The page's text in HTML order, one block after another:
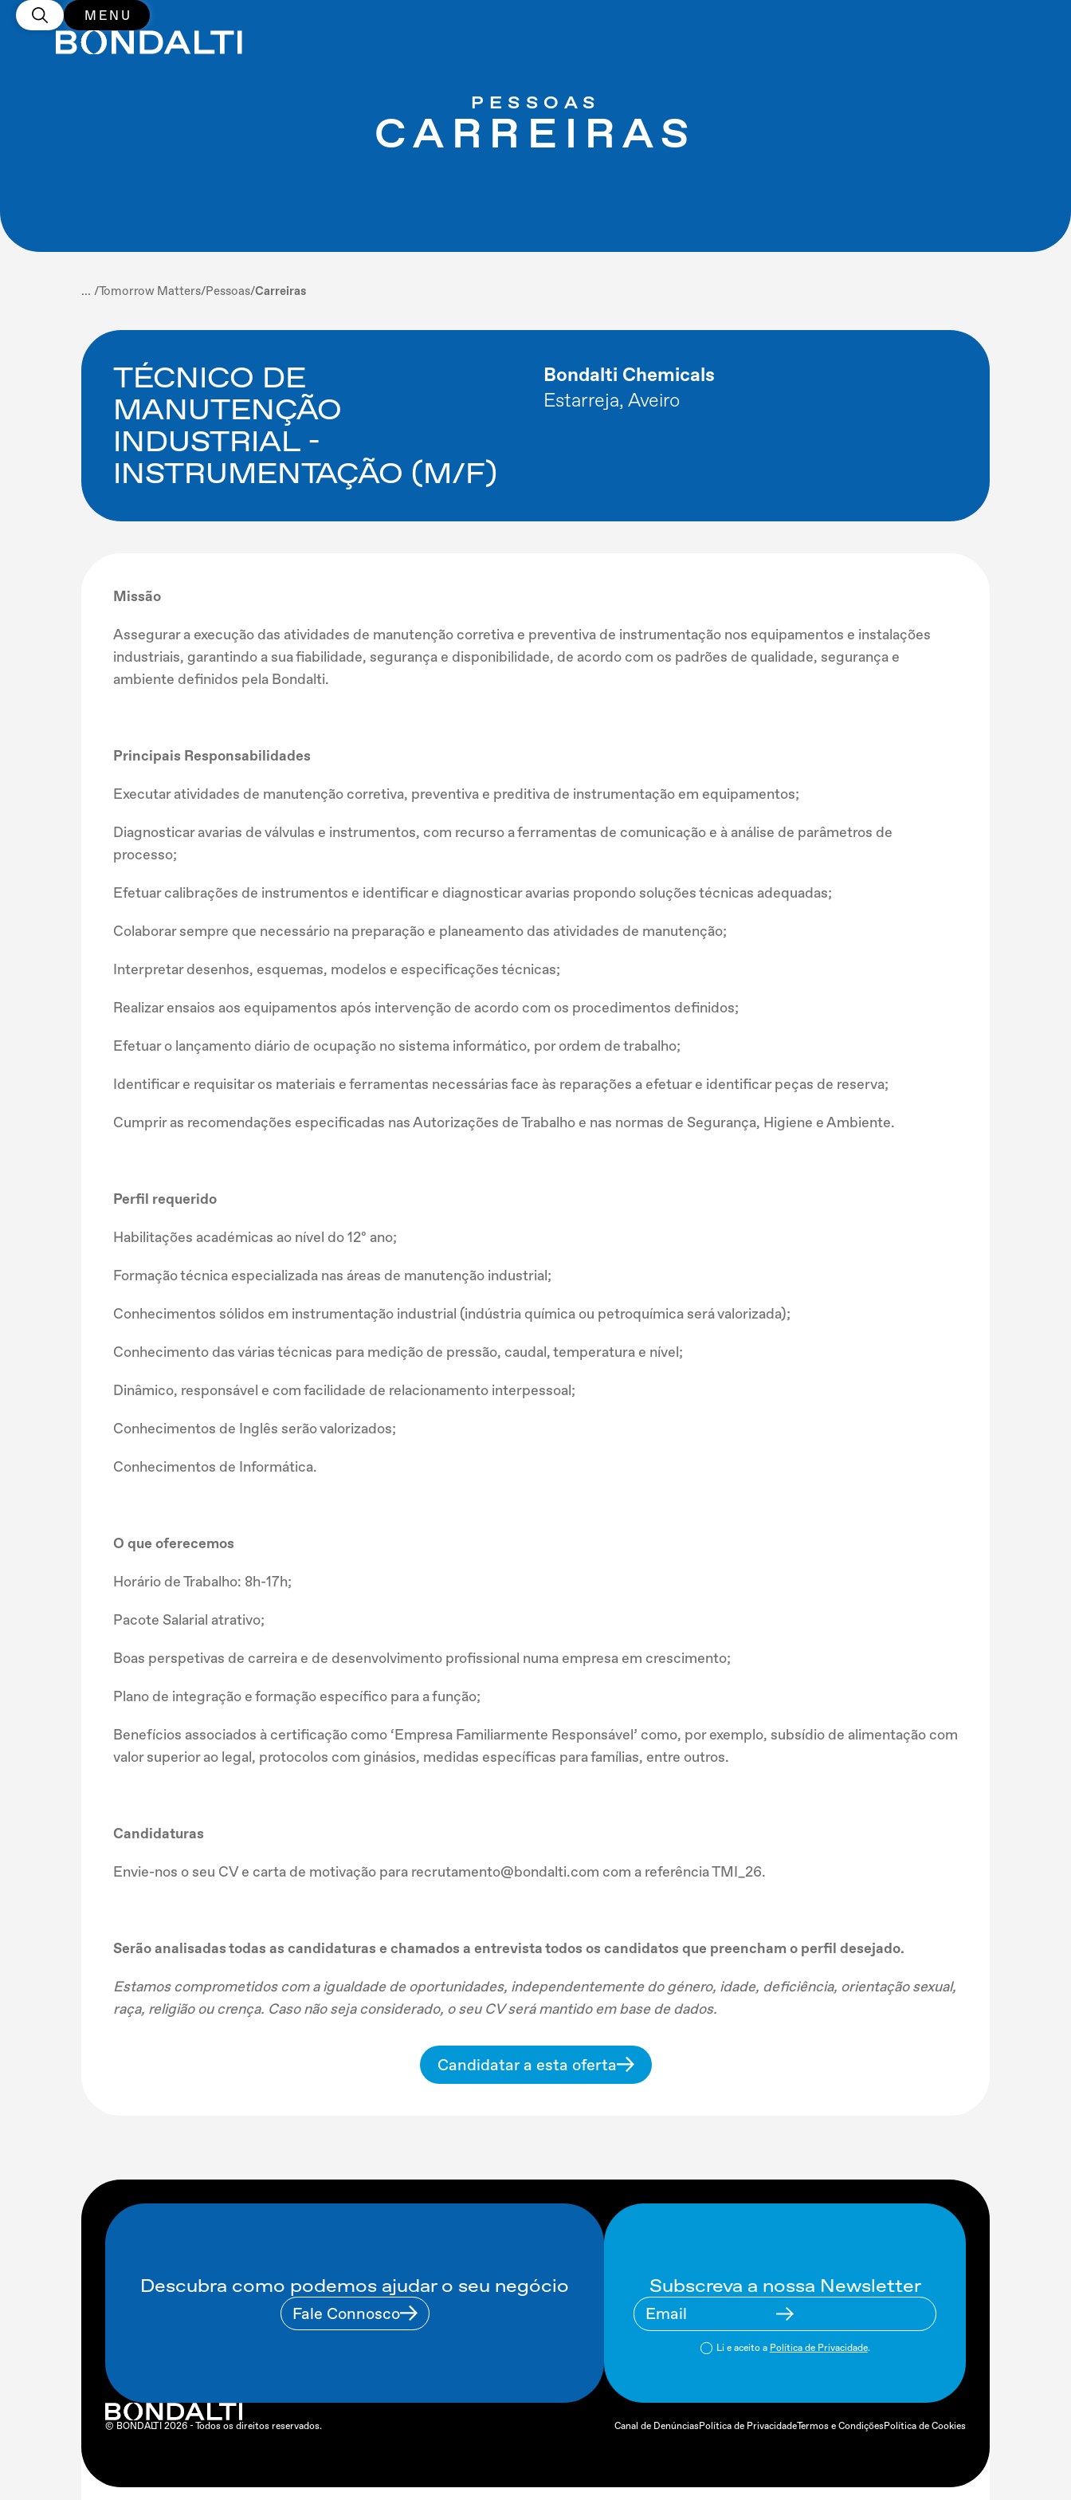
MENU
PESSOAS
CARREIRAS
... /Tomorrow Matters/Pessoas/Carreiras
TÉCNICO DE
MANUTENÇÃO
INDUSTRIAL -
INSTRUMENTAÇÃO (M/F)
Bondalti Chemicals
Estarreja, Aveiro
Missão
Assegurar a execução das atividades de manutenção corretiva e preventiva de instrumentação nos equipamentos e instalações
industriais, garantindo a sua fiabilidade, segurança e disponibilidade, de acordo com os padrões de qualidade, segurança e
ambiente definidos pela Bondalti.
Principais Responsabilidades
Executar atividades de manutenção corretiva, preventiva e preditiva de instrumentação em equipamentos;
Diagnosticar avarias de válvulas e instrumentos, com recurso a ferramentas de comunicação e à análise de parâmetros de
processo;
Efetuar calibrações de instrumentos e identificar e diagnosticar avarias propondo soluções técnicas adequadas;
Colaborar sempre que necessário na preparação e planeamento das atividades de manutenção;
Interpretar desenhos, esquemas, modelos e especificações técnicas;
Realizar ensaios aos equipamentos após intervenção de acordo com os procedimentos definidos;
Efetuar o lançamento diário de ocupação no sistema informático, por ordem de trabalho;
Identificar e requisitar os materiais e ferramentas necessárias face às reparações a efetuar e identificar peças de reserva;
Cumprir as recomendações especificadas nas Autorizações de Trabalho e nas normas de Segurança, Higiene e Ambiente.
Perfil requerido
Habilitações académicas ao nível do 12º ano;
Formação técnica especializada nas áreas de manutenção industrial;
Conhecimentos sólidos em instrumentação industrial (indústria química ou petroquímica será valorizada);
Conhecimento das várias técnicas para medição de pressão, caudal, temperatura e nível;
Dinâmico, responsável e com facilidade de relacionamento interpessoal;
Conhecimentos de Inglês serão valorizados;
Conhecimentos de Informática.
O que oferecemos
Horário de Trabalho: 8h-17h;
Pacote Salarial atrativo;
Boas perspetivas de carreira e de desenvolvimento profissional numa empresa em crescimento;
Plano de integração e formação específico para a função;
Benefícios associados à certificação como ‘Empresa Familiarmente Responsável’ como, por exemplo, subsídio de alimentação com
valor superior ao legal, protocolos com ginásios, medidas específicas para famílias, entre outros.
Candidaturas
Envie-nos o seu CV e carta de motivação para recrutamento@bondalti.com com a referência TMI_26.
Serão analisadas todas as candidaturas e chamados a entrevista todos os candidatos que preencham o perfil desejado.
Estamos comprometidos com a igualdade de oportunidades, independentemente do género, idade, deficiência, orientação sexual,
raça, religião ou crença. Caso não seja considerado, o seu CV será mantido em base de dados.
Candidatar a esta oferta
Descubra como podemos ajudar o seu negócio
Fale Connosco
Subscreva a nossa Newsletter
Li e aceito a Política de Privacidade.
© BONDALTI 2026 - Todos os direitos reservados. Canal de DenúnciasPolítica de PrivacidadeTermos e CondiçõesPolítica de Cookies